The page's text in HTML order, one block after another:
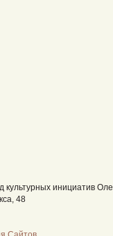
инициатив
48